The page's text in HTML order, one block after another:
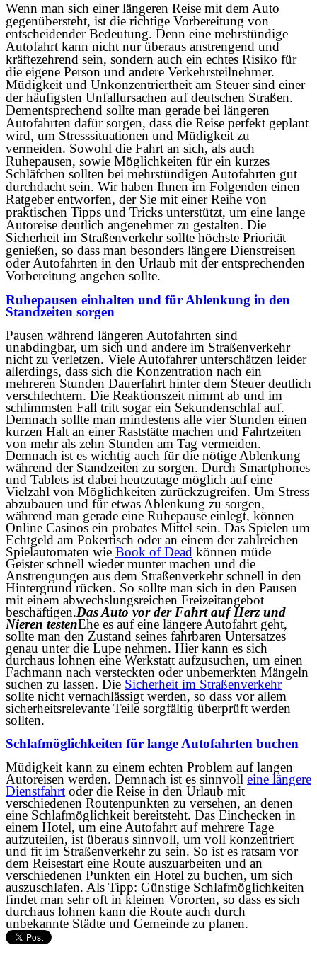
Wenn man sich einer längeren Reise mit dem Auto
gegenübersteht, ist die richtige Vorbereitung von
entscheidender Bedeutung. Denn eine mehrstündige
Autofahrt kann nicht nur überaus anstrengend und
kräftezehrend sein, sondern auch ein echtes Risiko für
die eigene Person und andere Verkehrsteilnehmer.
Müdigkeit und Unkonzentriertheit am Steuer sind einer
der häufigsten Unfallursachen auf deutschen Straßen.
Dementsprechend sollte man gerade bei längeren
Autofahrten dafür sorgen, dass die Reise perfekt geplant
wird, um Stresssituationen und Müdigkeit zu
vermeiden. Sowohl die Fahrt an sich, als auch
Ruhepausen, sowie Möglichkeiten für ein kurzes
Schläfchen sollten bei mehrstündigen Autofahrten gut
durchdacht sein. Wir haben Ihnen im Folgenden einen
Ratgeber entworfen, der Sie mit einer Reihe von
praktischen Tipps und Tricks unterstützt, um eine lange
Autoreise deutlich angenehmer zu gestalten. Die
Sicherheit im Straßenverkehr sollte höchste Priorität
genießen, so dass man besonders längere Dienstreisen
oder Autofahrten in den Urlaub mit der entsprechenden
Vorbereitung angehen sollte.
Ruhepausen einhalten und für Ablenkung in den
Standzeiten sorgen
Pausen während längeren Autofahrten sind
unabdingbar, um sich und andere im Straßenverkehr
nicht zu verletzen. Viele Autofahrer unterschätzen leider
allerdings, dass sich die Konzentration nach ein
mehreren Stunden Dauerfahrt hinter dem Steuer deutlich
verschlechtern. Die Reaktionszeit nimmt ab und im
schlimmsten Fall tritt sogar ein Sekundenschlaf auf.
Demnach sollte man mindestens alle vier Stunden einen
kurzen Halt an einer Raststätte machen und Fahrtzeiten
von mehr als zehn Stunden am Tag vermeiden.
Demnach ist es wichtig auch für die nötige Ablenkung
während der Standzeiten zu sorgen. Durch Smartphones
und Tablets ist dabei heutzutage möglich auf eine
Vielzahl von Möglichkeiten zurückzugreifen. Um Stress
abzubauen und für etwas Ablenkung zu sorgen,
während man gerade eine Ruhepause einlegt, können
Online Casinos ein probates Mittel sein. Das Spielen um
Echtgeld am Pokertisch oder an einem der zahlreichen
Spielautomaten wie Book of Dead können müde
Geister schnell wieder munter machen und die
Anstrengungen aus dem Straßenverkehr schnell in den
Hintergrund rücken. So sollte man sich in den Pausen
mit einem abwechslungsreichen Freizeitangebot
beschäftigen.Das Auto vor der Fahrt auf Herz und
Nieren testenEhe es auf eine längere Autofahrt geht,
sollte man den Zustand seines fahrbaren Untersatzes
genau unter die Lupe nehmen. Hier kann es sich
durchaus lohnen eine Werkstatt aufzusuchen, um einen
Fachmann nach versteckten oder unbemerkten Mängeln
suchen zu lassen. Die Sicherheit im Straßenverkehr
sollte nicht vernachlässigt werden, so dass vor allem
sicherheitsrelevante Teile sorgfältig überprüft werden
sollten.
Schlafmöglichkeiten für lange Autofahrten buchen
Müdigkeit kann zu einem echten Problem auf langen
Autoreisen werden. Demnach ist es sinnvoll eine längere
Dienstfahrt oder die Reise in den Urlaub mit
verschiedenen Routenpunkten zu versehen, an denen
eine Schlafmöglichkeit bereitsteht. Das Einchecken in
einem Hotel, um eine Autofahrt auf mehrere Tage
aufzuteilen, ist überaus sinnvoll, um voll konzentriert
und fit im Straßenverkehr zu sein. So ist es ratsam vor
dem Reisestart eine Route auszuarbeiten und an
verschiedenen Punkten ein Hotel zu buchen, um sich
auszuschlafen. Als Tipp: Günstige Schlafmöglichkeiten
findet man sehr oft in kleinen Vororten, so dass es sich
durchaus lohnen kann die Route auch durch
unbekannte Städte und Gemeinde zu planen.